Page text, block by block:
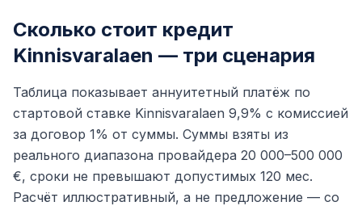
Сколько стоит кредит
Kinnisvaralaen — три сценария
Таблица показывает аннуитетный платёж по
стартовой ставке Kinnisvaralaen 9,9% с комиссией
за договор 1% от суммы. Суммы взяты из
реального диапазона провайдера 20 000–500 000
€, сроки не превышают допустимых 120 мес.
Расчёт иллюстративный, а не предложение — со